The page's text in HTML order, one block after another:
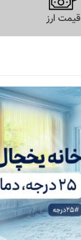
قیمت ارز